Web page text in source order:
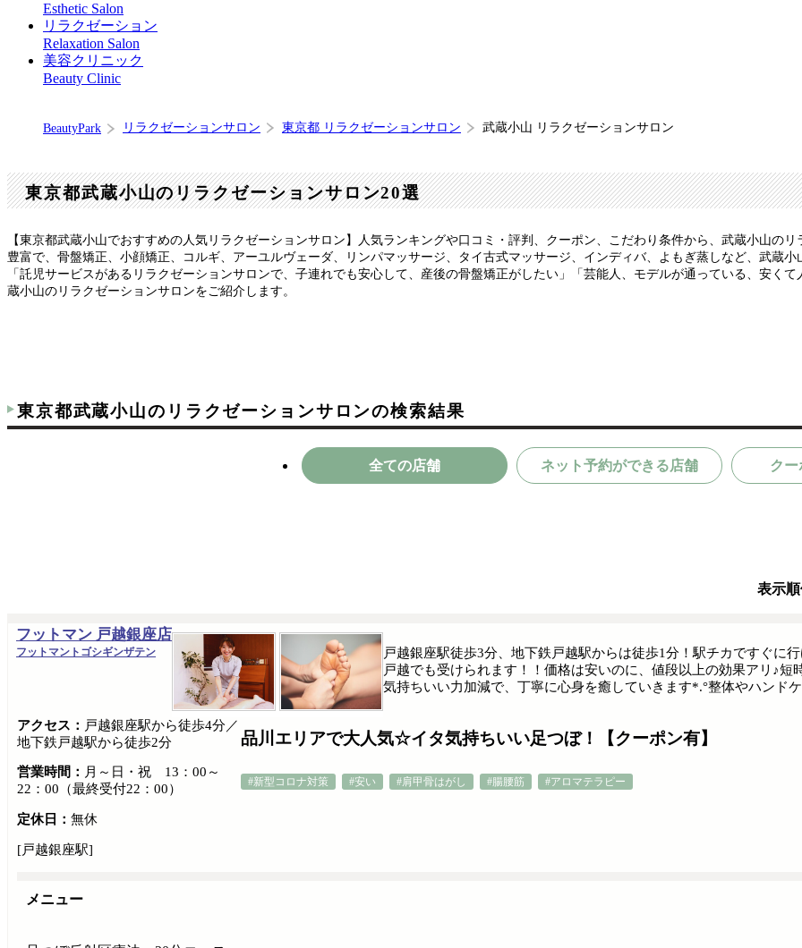
Esthetic Salon
リラクゼーション
Relaxation Salon
美容クリニック
Beauty Clinic
BeautyPark リラクゼーションサロン 東京都 リラクゼーションサロン 武蔵小山 リラクゼーションサロン
東京都武蔵小山のリラクゼーションサロン20選
【東京都武蔵小山でおすすめの人気リラクゼーションサロン】人気ランキングや口コミ・評判、クーポン、こだわり条件から、武蔵小山の
豊富で、骨盤矯正、小顔矯正、コルギ、アーユルヴェーダ、リンパマッサージ、タイ古式マッサージ、インディバ、よもぎ蒸しなど、武蔵
「託児サービスがあるリラクゼーションサロンで、子連れでも安心して、産後の骨盤矯正がしたい」「芸能人、モデルが通っている、安く
蔵小山のリラクゼーションサロンをご紹介します。
東京都武蔵小山のリラクゼーションサロンの検索結果
全ての店舗 ネット予約ができる店舗 クー
表示
フットマン 戸越銀座店
フットマントゴシギンザテン
品川エリアで大人気☆イタ気持ちいい足つぼ！【クーポン有】
#新型コロナ対策 #安い #肩甲骨はがし #腸腰筋 #アロマテラピー
戸越銀座駅徒歩3分、地下鉄戸越駅からは徒歩1分！駅チカですぐ
戸越でも受けられます！！価格は安いのに、値段以上の効果アリ♪
気持ちいい力加減で、丁寧に心身を癒していきます*.°整体やハンド
アクセス： 戸越銀座駅から徒歩4分／
地下鉄戸越駅から徒歩2分
営業時間： 月～日・祝 13：00～
22：00（最終受付22：00）
定休日： 無休
[戸越銀座駅]
メニュー